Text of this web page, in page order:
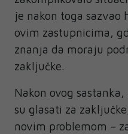
je nakon toga sazvao
ovim zastupnicima,
znanja da moraju
zaključke.
Nakon ovog
su glasati za
novim problemom –